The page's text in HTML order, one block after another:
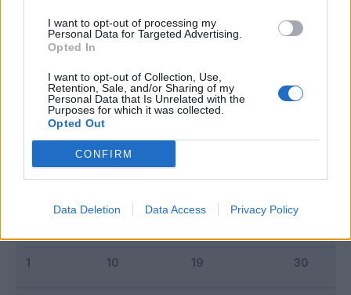
I want to opt-out of processing my
Personal Data for Targeted Advertising.
Opted In
I want to opt-out of Collection, Use,
Retention, Sale, and/or Sharing of my
Personal Data that Is Unrelated with the
Purposes for which it was collected.
Opted Out
CONFIRM
Data Deletion Data Access Privacy Policy
Riepilogo stagione
Titolare 4 - 21